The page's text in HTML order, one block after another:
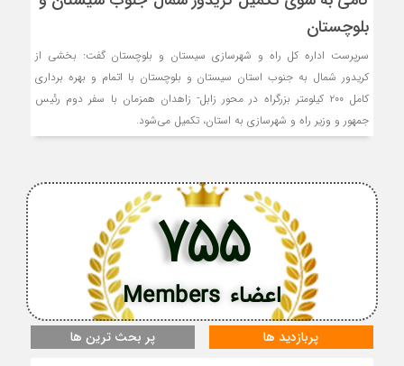
بلوچستان
سرپرست اداره کل راه و شهرسازی سیستان و بلوچستان گفت: بخشی از
کریدور شمال به جنوب استان سیستان و بلوچستان با اتمام و بهره برداری
کامل ۲۰۰ کیلومتر بزرگراه در محور زابل- زاهدان همزمان با سفر دوم رئیس
جمهور و وزیر راه و شهرسازی به استان، تکمیل می‌شود.
اعضاء Members
755
پربازدید ها پر بحث ترین ها